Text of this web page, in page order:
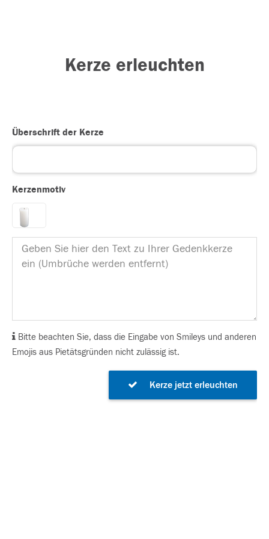
Kerze erleuchten
Überschrift der Kerze
Kerzenmotiv
Bitte beachten Sie, dass die Eingabe von Smileys und anderen
Emojis aus Pietätsgründen nicht zulässig ist.
Kerze jetzt erleuchten